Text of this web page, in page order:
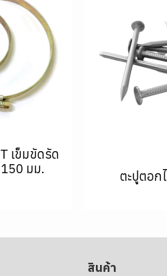
เข็มขัดรัด
มม.
ตะปูตอก
สินค้า